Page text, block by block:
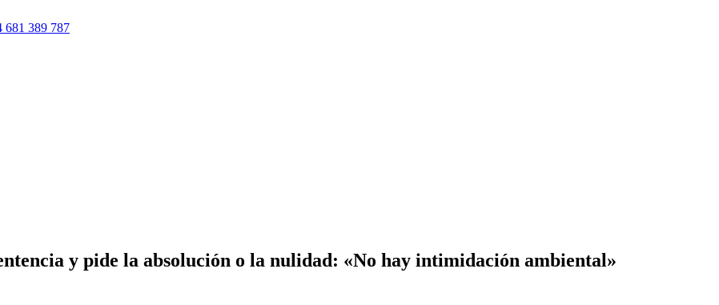
681 389 787
y pide la absolución o la nulidad: «No hay intimidación ambiental»